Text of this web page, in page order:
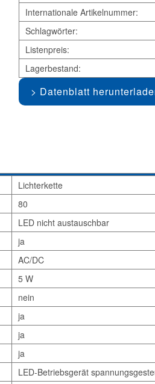
Internationale Artikelnummer:
Schlagwörter:
Listenpreis:
Lagerbestand:
Datenblatt
Lichterkette
80
LED nicht austauschbar
ja
AC/DC
5 W
nein
ja
ja
ja
LED-Betriebsgerät